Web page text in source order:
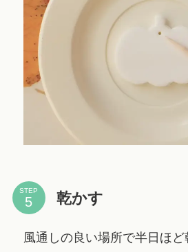
STEP 乾かす
風通しの良い場所で半日ほど